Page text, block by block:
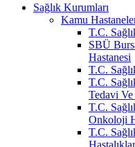
Sağlık Kurumları
Kamu
T.C.
SBÜ
Hastanesi
T.C.
T.C.
Tedavi
T.C.
Onkoloji
T.C.